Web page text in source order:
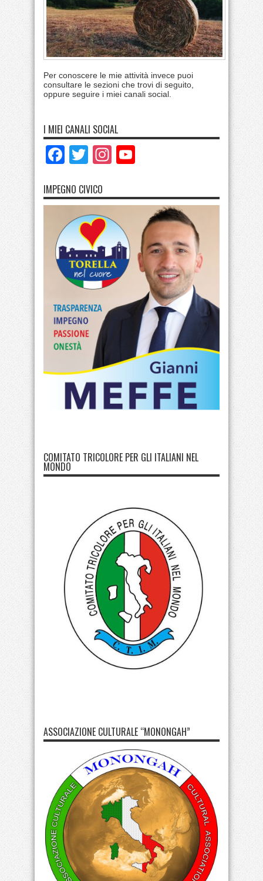
Per conoscere le mie attività invece puoi
consultare le sezioni che trovi di seguito,
oppure seguire i miei canali social.
I MIEI CANALI SOCIAL
Facebook
TwitterInstagram
IMPEGNO CIVICO
COMITATO TRICOLORE PER GLI ITALIANI NEL
MONDO
ASSOCIAZIONE CULTURALE “MONONGAH”